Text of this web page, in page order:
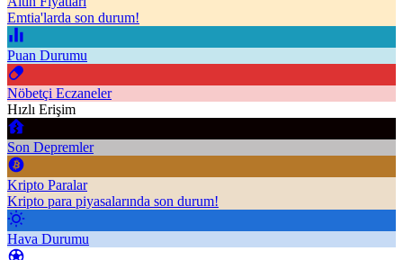
Emtia'larda son durum!
Puan Durumu
Nöbetçi Eczaneler
Hızlı Erişim
Son Depremler
Kripto Paralar
Kripto para piyasalarında son durum!
Hava Durumu